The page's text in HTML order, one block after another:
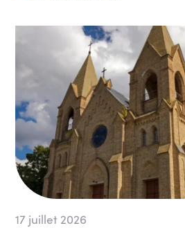
17 juillet 2026